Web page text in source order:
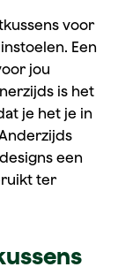
voor
Een
jou
is het
je het je in
een
ter